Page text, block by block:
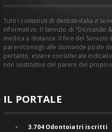
Tutti i contenuti di dentisti-italia.it
informativo. Il Servizio di "Domande
medica a distanza. Il fine del
pareri/consigli alle domande poste
pertanto, essere considerate
non sostitutive del parere del
IL PORTALE
3.704Odontoiatri iscritti